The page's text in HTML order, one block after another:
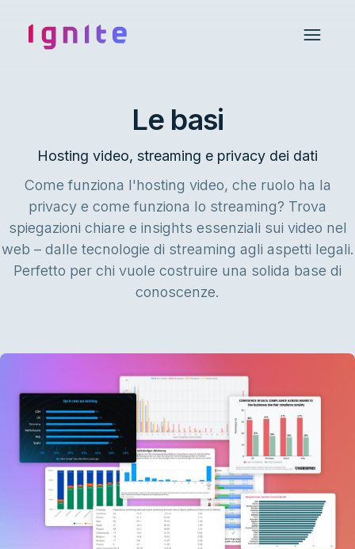
Ignite • Video Experience Cloud
Open
Le basi
Hosting video, streaming e privacy dei dati
Come funziona l'hosting video, che ruolo ha la
privacy e come funziona lo streaming? Trova
spiegazioni chiare e insights essenziali sui video nel
web – dalle tecnologie di streaming agli aspetti legali.
Perfetto per chi vuole costruire una solida base di
conoscenze.